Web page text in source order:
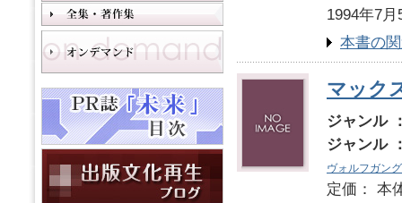
1994年7月
本書の
マック
ジャンル
ジャンル
ヴォルフガン
定価：